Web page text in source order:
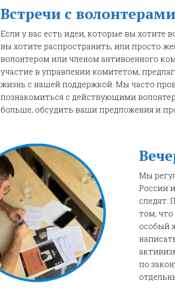
Встречи с
Если у вас есть идеи, которые вы хотите
вы хотите распространить, или просто
волонтером или членом антивоенного
участие в управлении комитетом,
жизнь с нашей поддержкой. Мы часто
познакомиться с действующими
больше, обсудить ваши предложения и
Мы
России
следят.
том,
особый
по